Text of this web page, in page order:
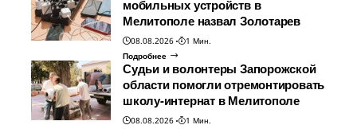
мобильных устройств в
Мелитополе назвал Золотарев
08.08.2026
1 Мин.
Подробнее
Судьи и волонтеры Запорожской
области помогли отремонтировать
школу-интернат в Мелитополе
08.08.2026
1 Мин.